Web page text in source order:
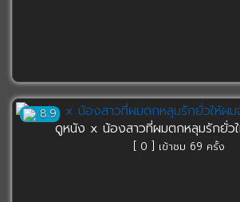
8.9
ดูหนัง x น้องสาวที่ผมตกหลุมรักยั่ว
[ 0 ] เข้าชม 69 ครั้ง